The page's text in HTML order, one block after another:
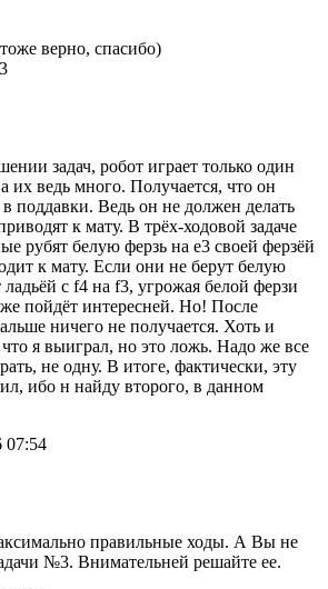
верно, спасибо)
задач, робот играет только один
их ведь много. Получается, что он
поддавки. Ведь он не должен делать
к мату. В трёх-ходовой задаче
рубят белую ферзь на е3 своей ферзёй
к мату. Если они не берут белую
ладьёй с f4 на f3, угрожая белой ферзи
пойдёт интересней. Но! После
ничего не получается. Хоть и
я выиграл, но это ложь. Надо же все
не одну. В итоге, фактически, эту
ибо н найду второго, в данном
07:54
правильные ходы. А Вы не
№3. Внимательней решайте ее.